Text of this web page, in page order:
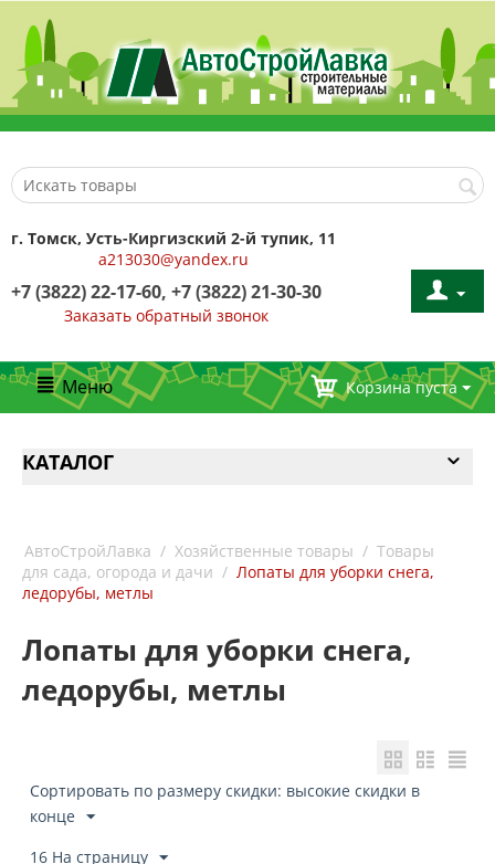
г. Томск, Усть-Киргизский 2-й тупик, 11
a213030@yandex.ru
+7 (3822) 22-17-60, +7 (3822) 21-30-30
Заказать обратный звонок
Меню Корзина пуста
КАТАЛОГ
АвтоСтройЛавка / Хозяйственные товары / Товары
для сада, огорода и дачи / Лопаты для уборки снега,
ледорубы, метлы
Лопаты для уборки снега,
ледорубы, метлы
Сортировать по размеру скидки: высокие скидки в
конце
16 На страницу